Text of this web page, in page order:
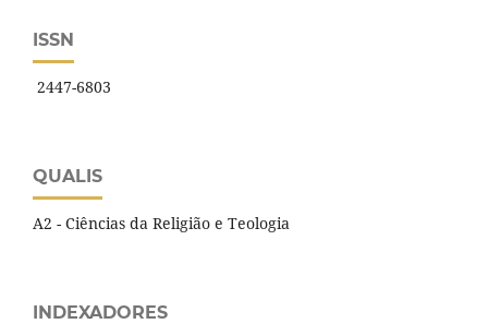
ISSN
2447-6803
QUALIS
A2 - Ciências da Religião e Teologia
INDEXADORES